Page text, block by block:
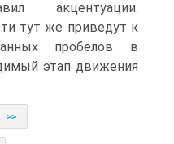
акцентуации.
тут же приведут к
пробелов в
этап движения
>>